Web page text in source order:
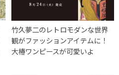
竹久夢二のレトロモダンな世界
観がファッションアイテムに！
大椿ワンピースが可愛いよ